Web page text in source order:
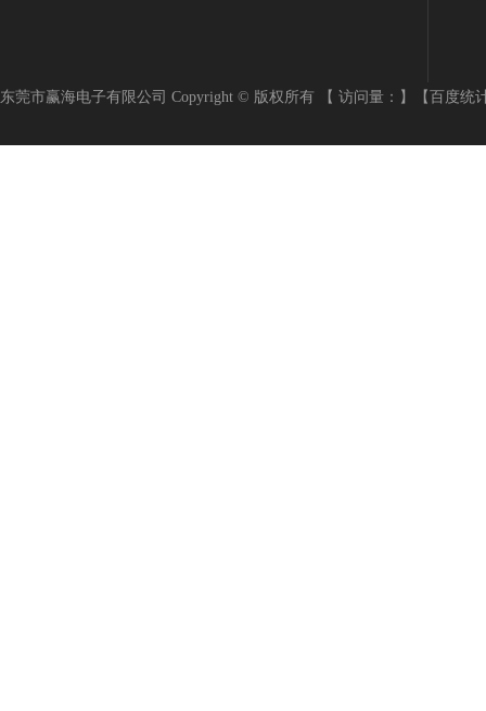
东莞市赢海电子有限公司 Copyright © 版权所有 【 访问量： 】 【百度统